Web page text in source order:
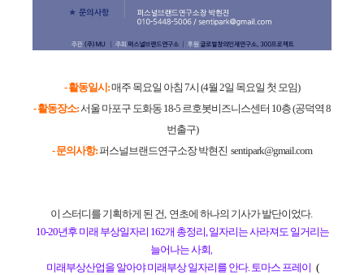
- 활동일시:매주 목요일 아침 7시 (4월 2일 목요일 첫 모임)
- 활동장소:서울 마포구 도화동 18-5 르호봇비즈니스센터 10층 (공덕역 8
번출구)
- 문의사항:퍼스널브랜드연구소장 박현진 sentipark@gmail.com
이 스터디를 기획하게 된 건, 연초에 하나의 기사가발단이었다.
10-20년후 미래 부상일자리 162개 총정리, 일자리는 사라져도 일거리는
늘어나는 사회,
미래부상산업을 알아야 미래부상 일자리를 안다. 토마스 프레이 (